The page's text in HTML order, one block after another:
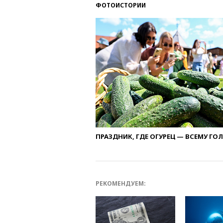
ФОТОИСТОРИИ
ПРАЗДНИК, ГДЕ ОГУРЕЦ — ВСЕМУ
РЕКОМЕНДУЕМ: